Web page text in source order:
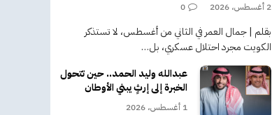
2 أغسطس، 2026 0
بقلم | جمال العمر في الثاني من أغسطس، لا تستذكر
الكويت مجرد احتلال عسكري، بل…
عبدالله وليد الحمد.. حين تتحول
الخبرة إلى إرثٍ يبني الأوطان
1 أغسطس، 2026